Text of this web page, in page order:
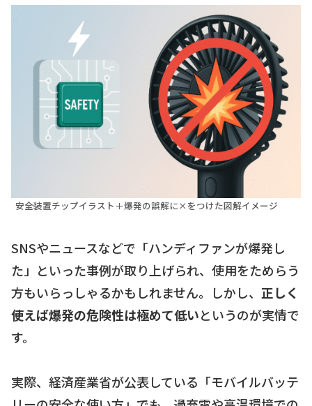
安全装置チップイラスト＋爆発の誤解に×をつけた図解イメージ
SNSやニュースなどで「ハンディファンが爆発し
た」といった事例が取り上げられ、使用をためらう
方もいらっしゃるかもしれません。しかし、 正しく
使えば爆発の危険性は極めて低いというのが実情で
す。
実際、経済産業省が公表している「モバイルバッテ